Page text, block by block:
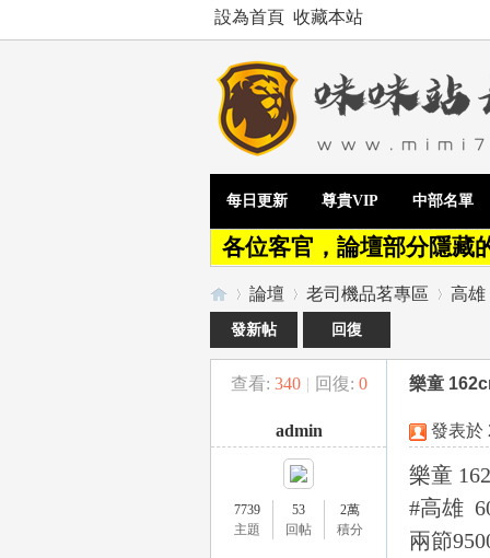
設為首頁 收藏本站
每日更新 尊貴VIP 中部名單
各位客官，論壇部分隱藏
»
論壇
›
老司機品茗專區
›
高雄
發新帖 回復
查看: 340 | 回復: 0 樂童
admin
7739
主題
53
回帖
2萬
積分
發表於
樂童
#高雄
兩節